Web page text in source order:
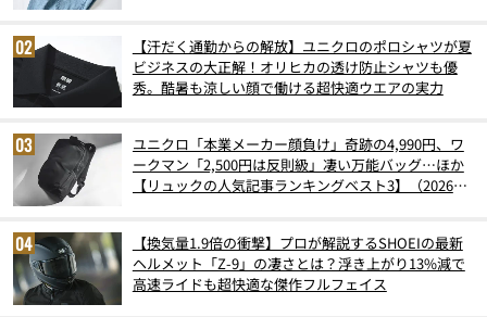
【汗だく通勤からの解放】ユニクロのポロシャツが夏
ビジネスの大正解！オリヒカの透け防止シャツも優
秀。酷暑も涼しい顔で働ける超快適ウエアの実力
ユニクロ「本業メーカー顔負け」奇跡の4,990円、ワ
ークマン「2,500円は反則級」凄い万能バッグ…ほか
【リュックの人気記事ランキングベスト3】（2026年
【換気量1.9倍の衝撃】プロが解説するSHOEIの最新
ヘルメット「Z-9」の凄さとは？浮き上がり13%減で
高速ライドも超快適な傑作フルフェイス